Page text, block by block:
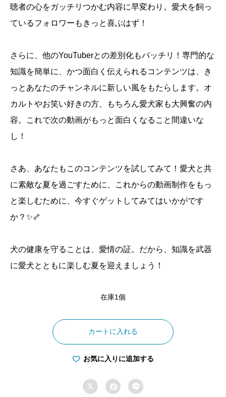
聴者の心をガッチリつかむ内容に早変わり。愛犬を飼っ
ているフォロワーもきっと喜ぶはず！
さらに、他のYouTuberとの差別化もバッチリ！専門的な
知識を簡単に、かつ面白く伝えられるコンテンツは、き
っとあなたのチャンネルに新しい風をもたらします。オ
カルトやお笑い好きの方、もちろん愛犬家も大興奮の内
容。これで次の動画がもっと面白くなること間違いな
し！
さあ、あなたもこのコンテンツを試してみて！愛犬と共
に素敵な夏を過ごすために、これからの動画制作をもっ
と楽しむために、今すぐゲットしてみてはいかがです
か？✨🦴
犬の健康を守ることは、愛情の証。だから、知識を武器
に愛犬とともに楽しむ夏を迎えましょう！
在庫1個
の
熱
中
予
カートに入れる
お気に入りに追加する
  